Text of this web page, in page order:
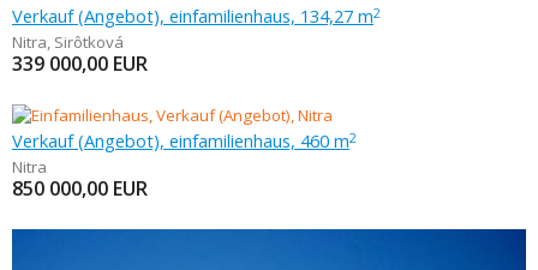
Verkauf (Angebot), einfamilienhaus, 134,27 m2
Nitra, Sirôtková
339 000,00 EUR
Verkauf (Angebot), einfamilienhaus, 460 m2
Nitra
850 000,00 EUR